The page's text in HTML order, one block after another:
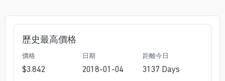
歷史最高價格
價格
$3.842
日期
2018-01-04
距離今日
3137 Days